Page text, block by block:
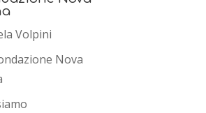
Volpini
Nova